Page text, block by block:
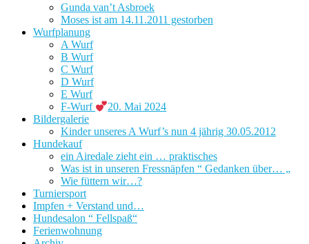
Gunda van’t Asbroek
Moses ist am 14.11.2011 gestorben
Wurfplanung
A Wurf
B Wurf
C Wurf
D Wurf
E Wurf
F-Wurf
20. Mai 2024
Bildergalerie
Kinder unseres A Wurf’s nun 4 jährig 30.05.2012
Hundekauf
ein Airedale zieht ein … praktisches
Was ist in unseren Fressnäpfen “ Gedanken über… „
Wie füttern wir…?
Turniersport
Impfen + Verstand und…
Hundesalon “ Fellspaß“
Ferienwohnung